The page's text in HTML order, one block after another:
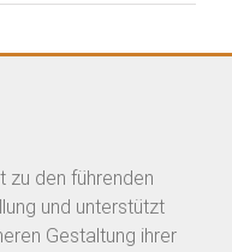
zu den führenden
und unterstützt
Gestaltung ihrer